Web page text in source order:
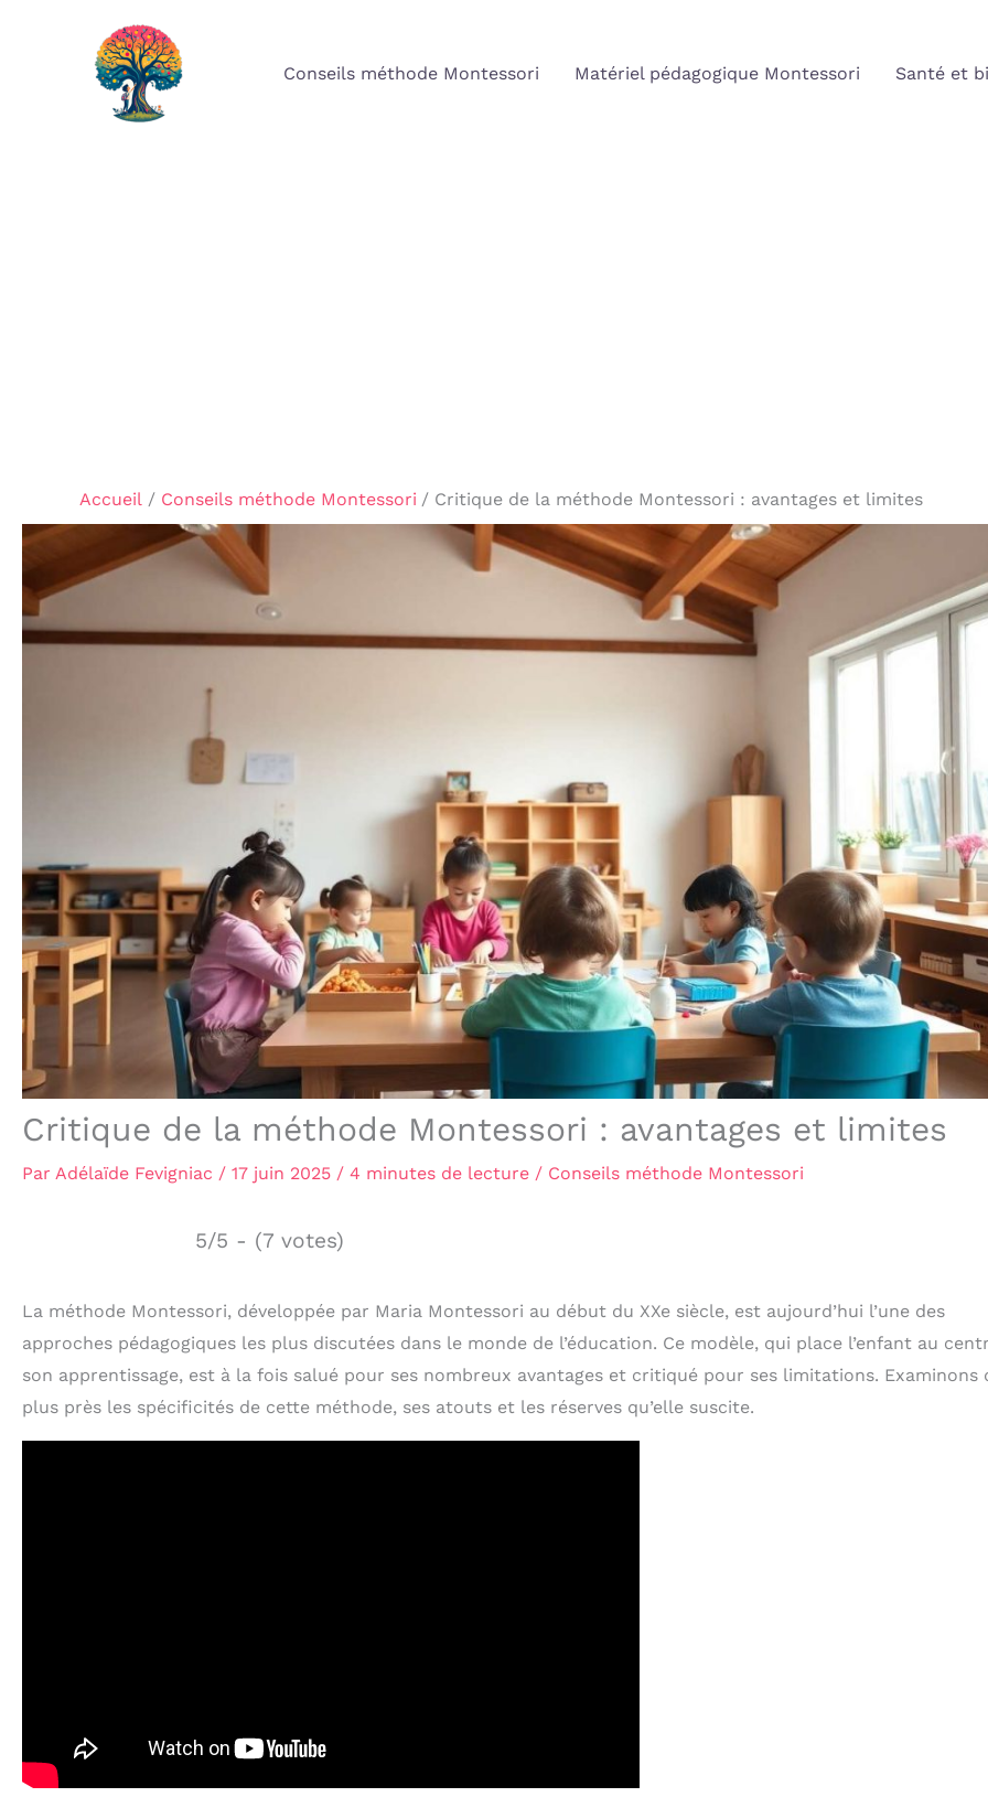
Conseils méthode Montessori Matériel pédagogique Montessori Santé et
Accueil Conseils méthode Montessori Critique de la méthode Montessori : avantages et limites
Critique de la méthode Montessori : avantages et limites
Par Adélaïde Fevigniac / 17 juin 2025 / 4 minutes de lecture / Conseils méthode Montessori
5/5 - (7 votes)
La méthode Montessori, développée par Maria Montessori au début du XXe siècle, est aujourd’hui l’une des
approches pédagogiques les plus discutées dans le monde de l’éducation. Ce modèle, qui place l’enfant au
son apprentissage, est à la fois salué pour ses nombreux avantages et critiqué pour ses limitations. Examinons
plus près les spécificités de cette méthode, ses atouts et les réserves qu’elle suscite.